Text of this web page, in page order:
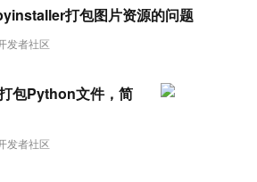
发者社区
打包图片资源的问题
发者社区
包Python文件，简